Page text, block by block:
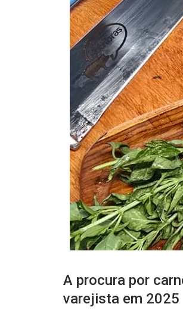
A procura por
varejista em 2025